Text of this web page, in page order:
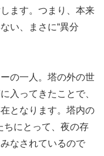
ます。つまり、本来
い、まさに“異分
の一人。塔の外の世
入ってきたことで、
となります。塔内の
ちにとって、夜の存
なされているので